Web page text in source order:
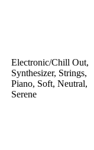
Electronic/Chill Out,
Synthesizer, Strings,
Piano, Soft, Neutral,
Serene